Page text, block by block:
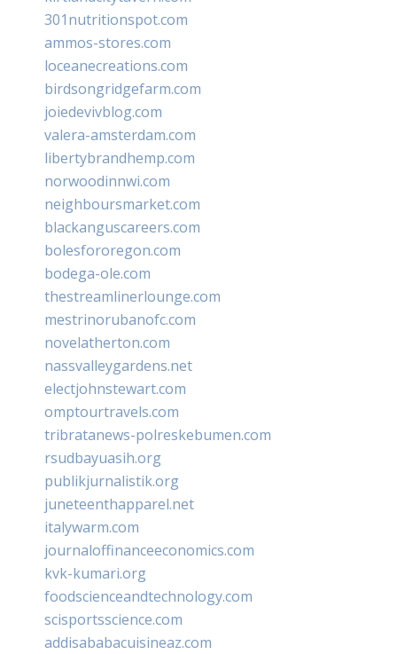
301nutritionspot.com
ammos-stores.com
loceanecreations.com
birdsongridgefarm.com
joiedevivblog.com
valera-amsterdam.com
libertybrandhemp.com
norwoodinnwi.com
neighboursmarket.com
blackanguscareers.com
bolesfororegon.com
bodega-ole.com
thestreamlinerlounge.com
mestrinorubanofc.com
novelatherton.com
nassvalleygardens.net
electjohnstewart.com
omptourtravels.com
tribratanews-polreskebumen.com
rsudbayuasih.org
publikjurnalistik.org
juneteenthapparel.net
italywarm.com
journaloffinanceeconomics.com
kvk-kumari.org
foodscienceandtechnology.com
scisportsscience.com
addisababacuisineaz.com